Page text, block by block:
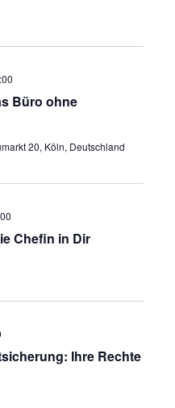
Büro ohne
20, Köln, Deutschland
Chefin in Dir
Ihre Rechte